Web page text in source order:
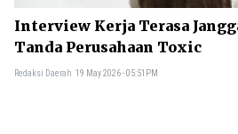
Interview Kerja Terasa
Tanda Perusahaan Toxic
Redaksi Daerah 19 May 2026 - 05:51PM